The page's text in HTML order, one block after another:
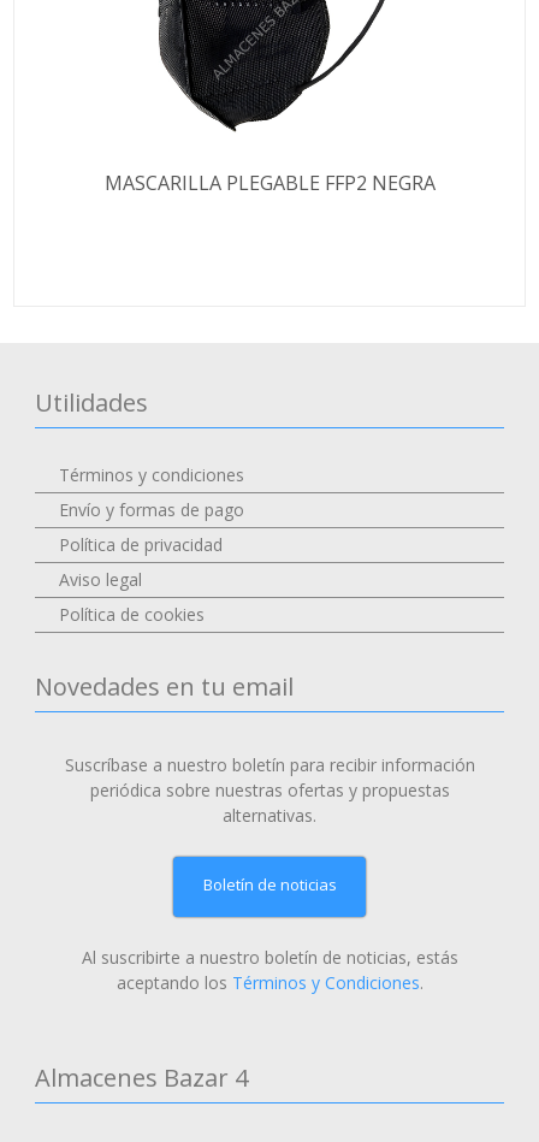
MASCARILLA PLEGABLE FFP2 NEGRA
Utilidades
Términos y condiciones
Envío y formas de pago
Política de privacidad
Aviso legal
Política de cookies
Novedades en tu email
Suscríbase a nuestro boletín para recibir información
periódica sobre nuestras ofertas y propuestas
alternativas.
Boletín de noticias
Al suscribirte a nuestro boletín de noticias, estás
aceptando los Términos y Condiciones.
Almacenes Bazar 4